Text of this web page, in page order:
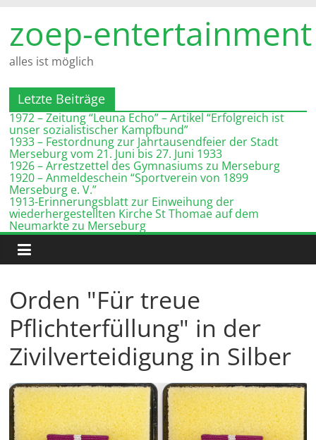
Inhalt
springen
zoep-entertainment
alles ist möglich
Letzte Beiträge
1972 – Zeitung “Leuna Echo” – Artikel “Erfolgreich ist
unser sozialistischer Kampfbund”
1933 – Festordnung zur Jahrtausendfeier der Stadt
Merseburg vom 21. Juni bis 27. Juni 1933
1926 – Arrestzettel des Gymnasiums zu Merseburg
1920 – Anmeldeschein “Sportverein von 1899
Merseburg e. V.”
1913-Erinnerungsblatt zur Einweihung der
wiederhergestellten Kirche St Thomae auf dem
Neumarkte zu Merseburg
Orden "Für treue
Pflichterfüllung" in der
Zivilverteidigung in Silber